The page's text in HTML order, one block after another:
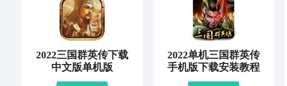
2022三国群英传下载
中文版单机版
2022单机三国群英传
手机版下载安装教程